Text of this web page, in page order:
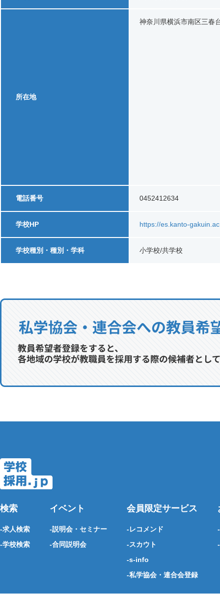
所在地
神奈川県横浜市南区三春
電話番号 0452412634
学校HP https://es.kanto-
学校種別・種別・学科 小学校/共学校
検索
求人検索
学校検索
イベント
説明会・セミナー
合同説明会
会員限定サービス
レコメンド
スカウト
s-info
私学協会・連合会登録